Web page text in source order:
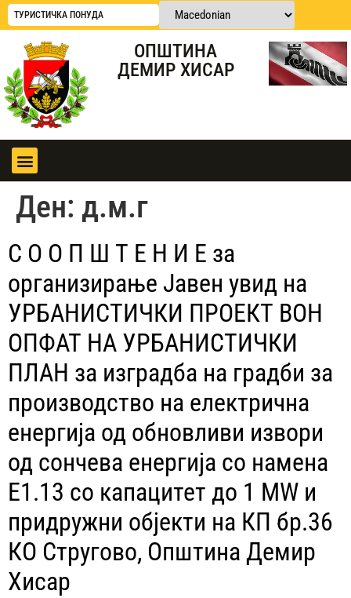
ТУРИСТИЧКА ПОНУДА
ОПШТИНА
ДЕМИР ХИСАР
Ден: д.м.г
С О О П Ш Т Е Н И Е за
организирање Јавен увид на
УРБАНИСТИЧКИ ПРОЕКТ ВОН
ОПФАТ НА УРБАНИСТИЧКИ
ПЛАН за изградба на градби за
производство на електрична
енергија од обновливи извори
од сончева енергија со намена
Е1.13 со капацитет до 1 MW и
придружни објекти на КП бр.36
КО Стругово, Општина Демир
Хисар